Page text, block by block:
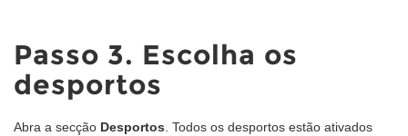
Passo 3. Escolha os
desportos
Abra a secção Desportos . Todos os desportos estão ativados